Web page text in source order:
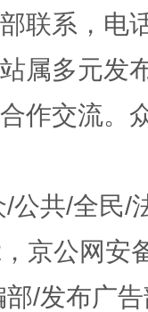
联系，电
属多元发
作交流。
/公共/全民/
京公网安
/发布广